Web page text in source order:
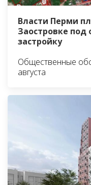
Власти Перми
Заостровке
застройку
Общественные
августа